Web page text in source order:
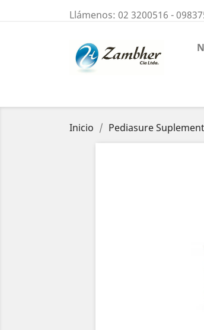
Llámenos: 02 3200516 -
Inicio Pediasure